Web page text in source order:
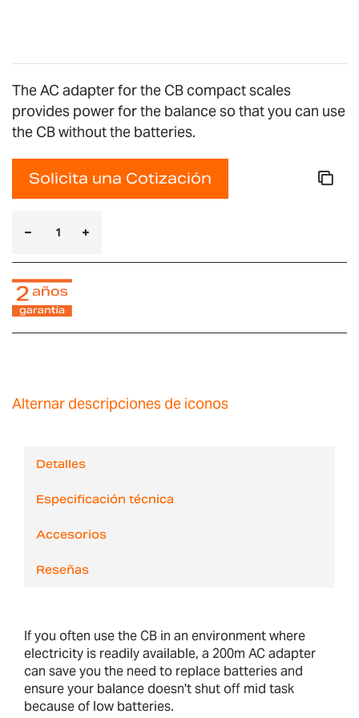
The AC adapter for the CB compact scales
provides power for the balance so that you can use
the CB without the batteries.
Solicita una Cotización
Alternar descripciones de iconos
Detalles
Especificación técnica
Accesorios
Reseñas
If you often use the CB in an environment where
electricity is readily available, a 200m AC adapter
can save you the need to replace batteries and
ensure your balance doesn't shut off mid task
because of low batteries.